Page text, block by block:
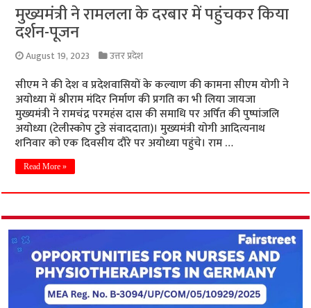
मुख्यमंत्री ने रामलला के दरबार में पहुंचकर किया
दर्शन-पूजन
August 19, 2023 उत्तर प्रदेश
सीएम ने की देश व प्रदेशवासियों के कल्याण की कामना सीएम योगी ने
अयोध्या में श्रीराम मंदिर निर्माण की प्रगति का भी लिया जायजा
मुख्यमंत्री ने रामचंद्र परमहंस दास की समाधि पर अर्पित की पुष्पांजलि
अयोध्या (टेलीस्कोप टुडे संवाददाता)। मुख्यमंत्री योगी आदित्यनाथ
शनिवार को एक दिवसीय दौरे पर अयोध्या पहुंचे। राम …
Read More »